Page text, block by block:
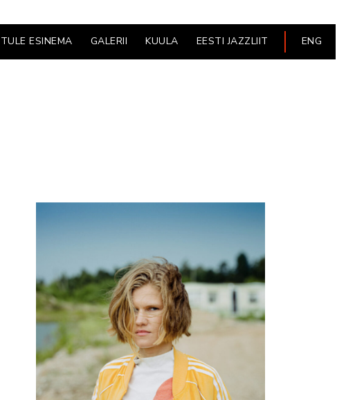
TULE ESINEMA GALERII KUULA EESTI JAZZLIIT ENG